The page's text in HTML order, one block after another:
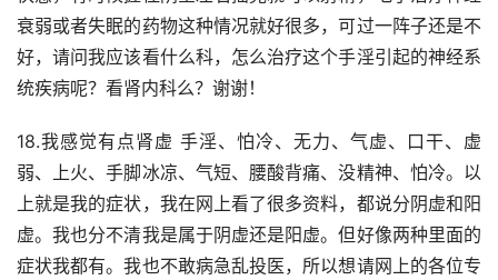
衰弱或者失眠的药物这种情况就好很多，可过一阵子还是不
好，请问我应该看什么科，怎么治疗这个手淫引起的神经系
统疾病呢？看肾内科么？谢谢！
18.我感觉有点肾虚 手淫、怕冷、无力、气虚、口干、虚
弱、上火、手脚冰凉、气短、腰酸背痛、没精神、怕冷。以
上就是我的症状，我在网上看了很多资料，都说分阴虚和阳
虚。我也分不清我是属于阴虚还是阳虚。但好像两种里面的
症状我都有。我也不敢病急乱投医，所以想请网上的各位专